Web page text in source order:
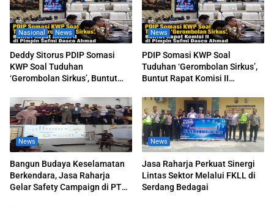
Nasional News
Deddy Sitorus PDIP Somasi
KWP Soal Tuduhan
‘Gerombolan Sirkus’, Buntut
Dasco Ahmad
News
PDIP Somasi KWP Soal
Tuduhan ‘Gerombolan Sirkus’,
Buntut Rapat Komisi II
News
Bangun Budaya Keselamatan
Berkendara, Jasa Raharja
Gelar Safety Campaign di PT
News
Jasa Raharja Perkuat Sinergi
Lintas Sektor Melalui FKLL di
Serdang Bedagai